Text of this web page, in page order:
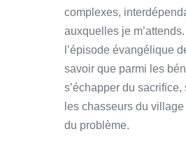
complexes,
auxquelles je
l’épisode évangélique
savoir que parmi les
s’échapper du
les chasseurs du
du problème.